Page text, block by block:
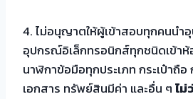
4. ไม่อนุญาตให้ผู้เข้าสอบทุกคนนำ
อุปกรณ์อิเล็กทรอนิกส์ทุกชนิดเข้า
นาฬิกาข้อมือทุกประเภท กระเป๋า
เอกสาร ทรัพย์สินมีค่า และอื่น ๆไม่